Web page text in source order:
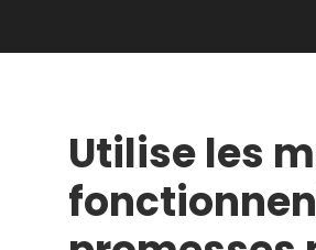
Utilise les